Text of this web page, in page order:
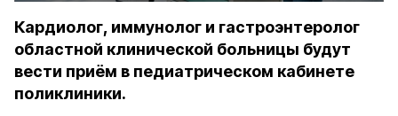
Кардиолог, иммунолог и гастроэнтеролог
областной клинической больницы будут
вести приём в педиатрическом кабинете
поликлиники.